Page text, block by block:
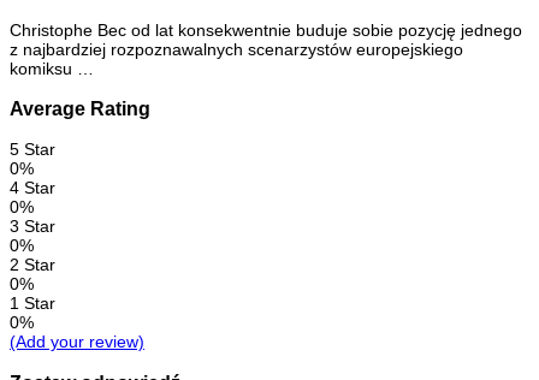
Christophe Bec od lat konsekwentnie buduje sobie pozycję jednego
z najbardziej rozpoznawalnych scenarzystów europejskiego
komiksu …
Average Rating
5 Star
0%
4 Star
0%
3 Star
0%
2 Star
0%
1 Star
0%
(Add your review)